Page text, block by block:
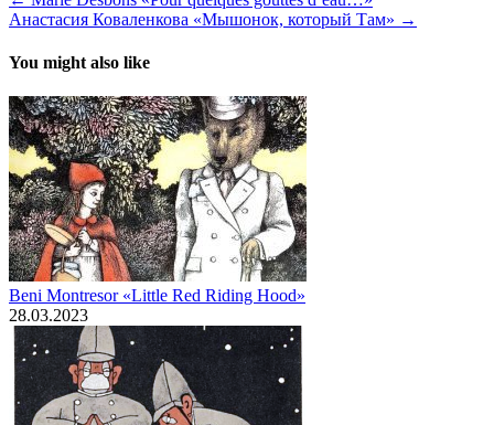
Анастасия Коваленкова «Мышонок, который Там» →
You might also like
Beni Montresor «Little Red Riding Hood»
28.03.2023